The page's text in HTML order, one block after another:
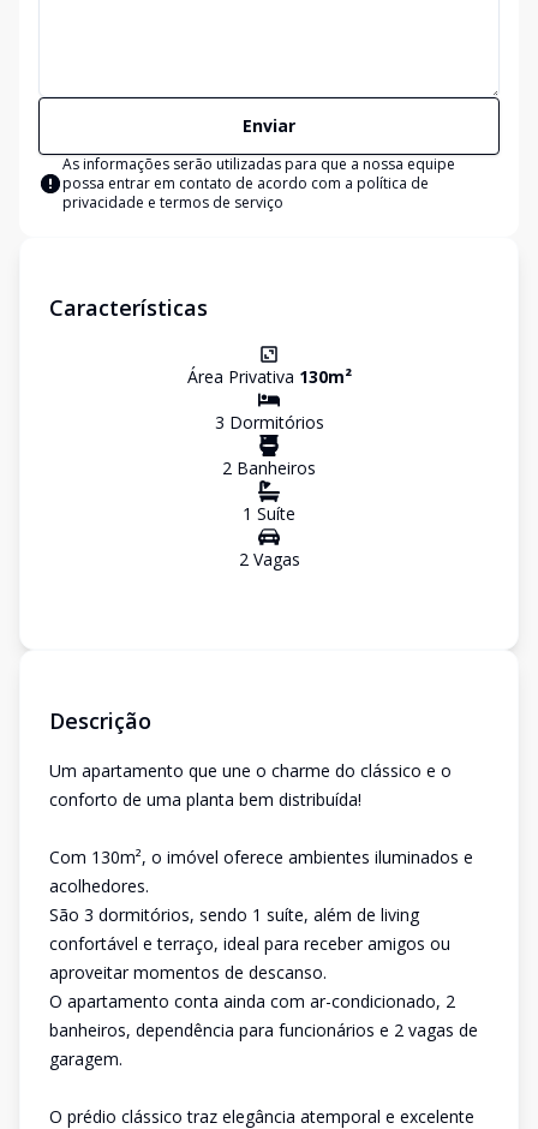
Enviar
As informações serão utilizadas para que a nossa equipe
possa entrar em contato de acordo com a política de
privacidade e termos de serviço
Características
Área Privativa 130m²
3 Dormitórios
2 Banheiros
1 Suíte
2Vagas
Descrição
Um apartamento que une o charme do clássico e o
conforto de uma planta bem distribuída!
Com 130m², o imóvel oferece ambientes iluminados e
acolhedores.
São 3 dormitórios, sendo 1 suíte, além de living
confortável e terraço, ideal para receber amigos ou
aproveitar momentos de descanso.
O apartamento conta ainda com ar-condicionado, 2
banheiros, dependência para funcionários e 2 vagas de
garagem.
O prédio clássico traz elegância atemporal e excelente